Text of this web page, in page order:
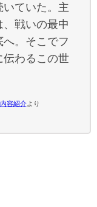
いていた。主
戦いの最中
。そこでフ
伝わるこの世
容紹介より